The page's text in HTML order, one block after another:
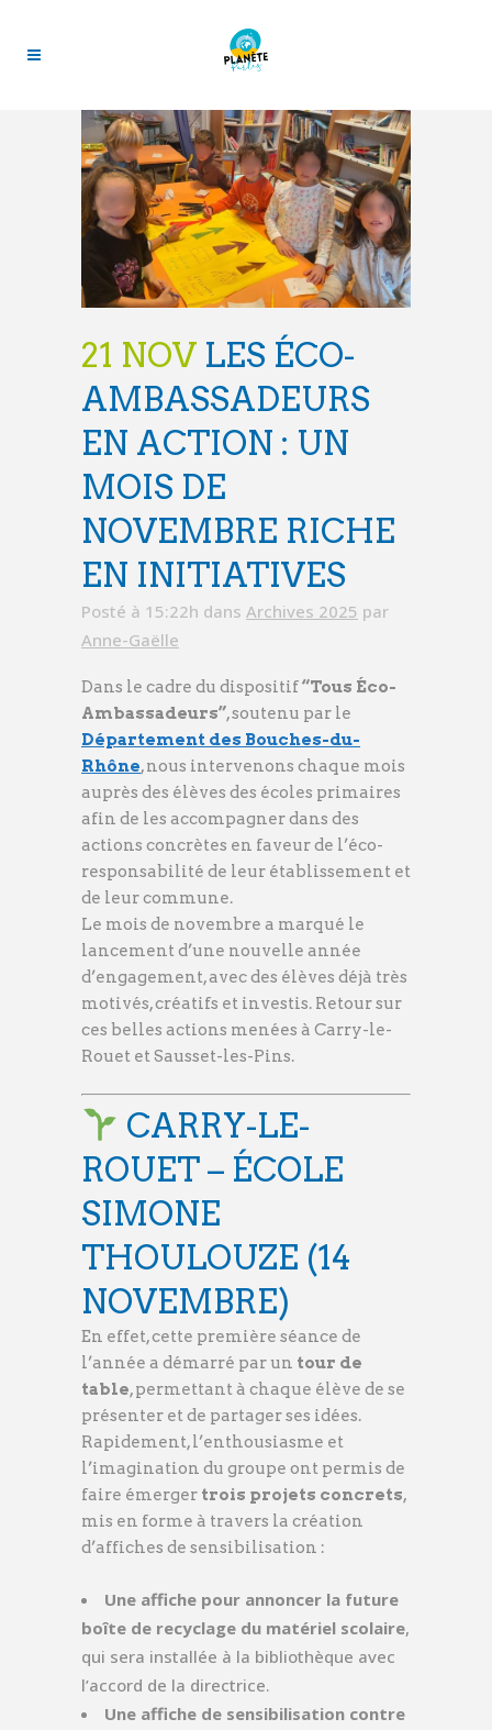
21 NOV LES ÉCO-
AMBASSADEURS
EN ACTION : UN
MOIS DE
NOVEMBRE RICHE
EN INITIATIVES
Posté à 15:22h dans Archives 2025 par
Anne-Gaëlle
Dans le cadre du dispositif“Tous Éco-
Ambassadeurs”, soutenu par le
Département des Bouches-du-
Rhône, nous intervenons chaque mois
auprès des élèves des écoles primaires
afin de les accompagner dans des
actions concrètes en faveur de l’éco-
responsabilité de leur établissement et
de leur commune.
Le mois de novembre a marqué le
lancement d’une nouvelle année
d’engagement, avec des élèves déjà très
motivés, créatifs et investis. Retour sur
ces belles actions menées à Carry-le-
Rouet et Sausset-les-Pins.
CARRY-LE-
ROUET – ÉCOLE
SIMONE
THOULOUZE (14
NOVEMBRE)
En effet, cette première séance de
l’année a démarré par un tour de
table, permettant à chaque élève de se
présenter et de partager ses idées.
Rapidement, l’enthousiasme et
l’imagination du groupe ont permis de
faire émerger trois projets concrets,
mis en forme à travers la création
d’affiches de sensibilisation :
Une affiche pour annoncer la future
boîte de recyclage du matériel scolaire,
qui sera installée à la bibliothèque avec
l’accord de la directrice.
Une affiche de sensibilisation contre